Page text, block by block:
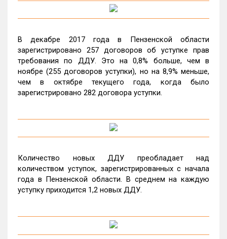
В декабре 2017 года в Пензенской области
зарегистрировано 257 договоров об уступке прав
требования по ДДУ. Это на 0,8% больше, чем в
ноябре (255 договоров уступки), но на 8,9% меньше,
чем в октябре текущего года, когда было
зарегистрировано 282 договора уступки.
Количество новых ДДУ преобладает над
количеством уступок, зарегистрированных с начала
года в Пензенской области. В среднем на каждую
уступку приходится 1,2 новых ДДУ.